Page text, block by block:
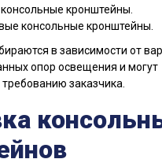
кронштейны.
консольные кронштейны.
в зависимости от
опор освещения и могут
заказчика.